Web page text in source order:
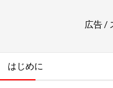
広告 /
はじめに